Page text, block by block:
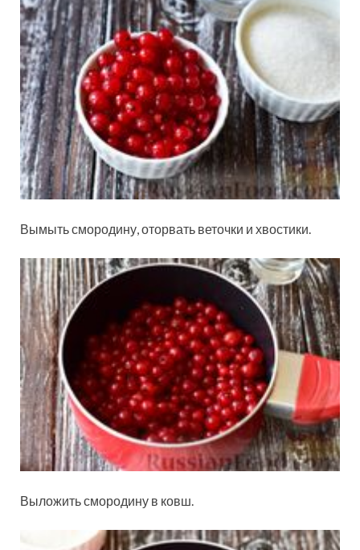
Вымыть смородину, оторвать веточки и хвостики.
Выложить смородину в ковш.